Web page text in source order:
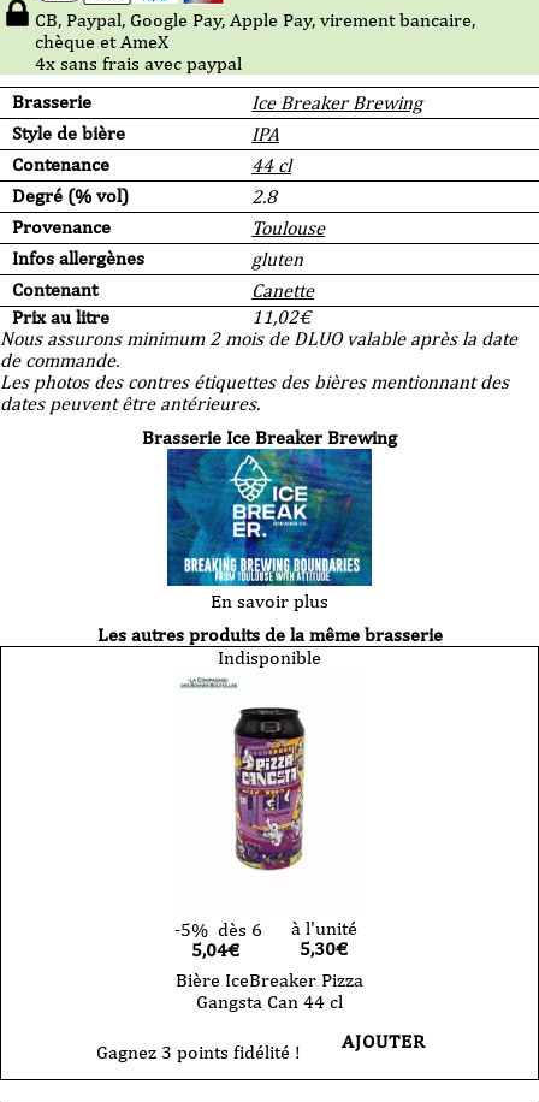
Brasserie
Ice Breaker Brewing
Style de bière
IPA
Contenance
44 cl
Degré (% vol)
2.8
Provenance
Toulouse
Infos allergènes
gluten
Contenant
Canette
Prix au litre
11,02€
Nous assurons minimum 2 mois de DLUO valable après la date
de commande.
Les photos des contres étiquettes des bières mentionnant des
dates peuvent être antérieures.
CB, Paypal, Google Pay, Apple Pay, virement bancaire,
chèque et AmeX
4x sans frais avec paypal
Brasserie Ice Breaker Brewing
En savoir plus
Les autres produits de la même brasserie
Indisponible
-5% dès 6
5,04€
à l'unité
5,30€
Bière IceBreaker Pizza
Gangsta Can 44 cl
Gagnez 3 points fidélité ! AJOUTER